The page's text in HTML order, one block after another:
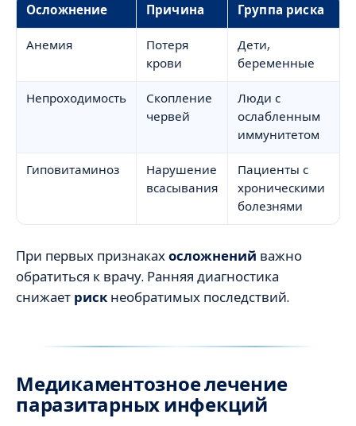
Осложнение Причина Группа риска
Анемия
Потеря
крови
Дети,
беременные
Непроходимость
Скопление
червей
Люди с
ослабленным
иммунитетом
Гиповитаминоз
Нарушение
всасывания
Пациенты с
хроническими
болезнями
При первых признакахосложнений важно
обратиться к врачу. Ранняя диагностика
снижает риск необратимых последствий.
Медикаментозное лечение
паразитарных инфекций